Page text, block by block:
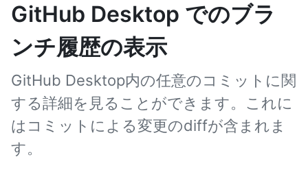
GitHub Desktop でのブラ
ンチ履歴の表示
GitHub Desktop内の任意のコミットに関
する詳細を見ることができます。これに
はコミットによる変更のdiffが含まれま
す。